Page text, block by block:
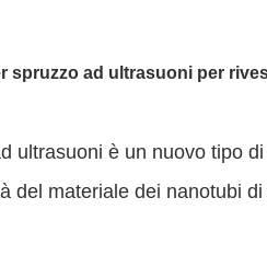
spruzzo ad ultrasuoni per
ultrasuoni è un nuovo tipo
del materiale dei nanotubi